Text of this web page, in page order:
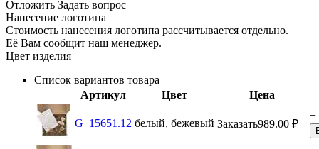
Отложить Задать вопрос
Нанесение логотипа
Стоимость нанесения логотипа рассчитывается отдельно.
Её Вам сообщит наш менеджер.
Цвет изделия
Список вариантов товара
Артикул
Цвет Цена
G_15651.12 белый, бежевый Заказать989.00 ₽
+